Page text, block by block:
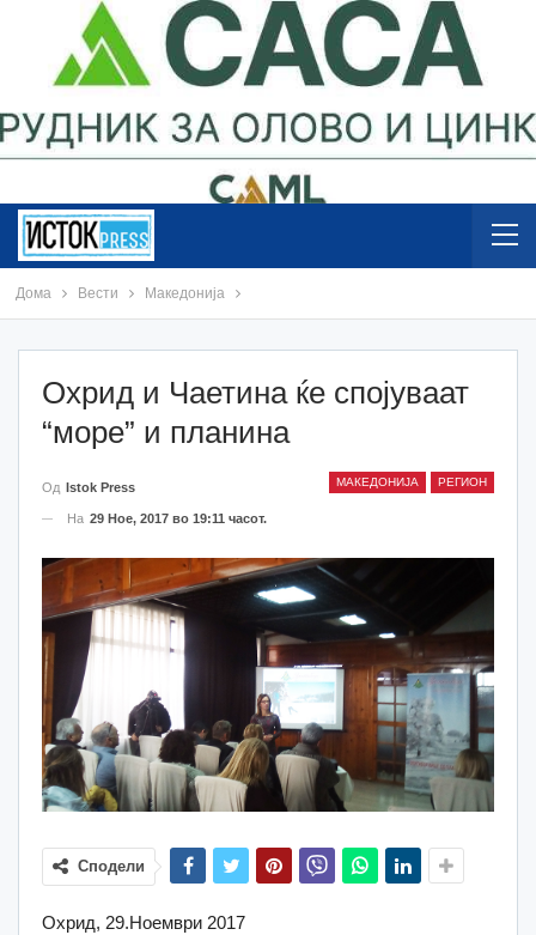
Дома Вести Македонија
Охрид и Чаетина ќе спојуваат
“море” и планина
МАКЕДОНИЈА РЕГИОН
Од Istok Press
На 29 Ное, 2017 во 19:11 часот.
Сподели
Охрид, 29.Ноември 2017